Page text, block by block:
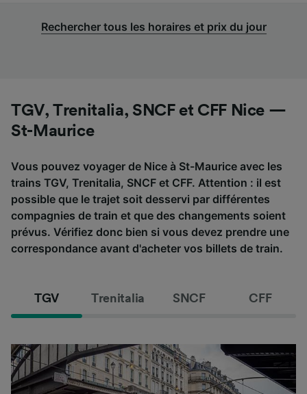
Rechercher tous les horaires et prix du jour
TGV, Trenitalia, SNCF et CFF Nice —
St-Maurice
Vous pouvez voyager de Nice à St-Maurice avec les
trains TGV, Trenitalia, SNCF et CFF. Attention : il est
possible que le trajet soit desservi par différentes
compagnies de train et que des changements soient
prévus. Vérifiez donc bien si vous devez prendre une
correspondance avant d'acheter vos billets de train.
TGV Trenitalia SNCF CFF